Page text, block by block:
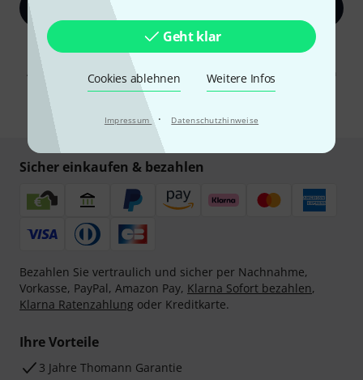
Geht klar
Cookies ablehnen Weitere Infos
Impressum · Datenschutzhinweise
Mit Klick auf „Jetzt anmelden“ stimmen Sie dem Erhalt von E-Mail-
Werbung und einer Messung des E-Mail-Nutzungsverhaltens zu. Die
Abmeldung ist jederzeit möglich. Weitere Informationen finden Sie in
unserenDatenschutzhinweisen .
Sicher einkaufen & bezahlen
Bezahlen Sie vertraulich und sicher per Nachnahme,
Vorkasse, PayPal, Amazon Pay, Klarna Sofort bezahlen,
Klarna Ratenzahlung oder Kreditkarte.
Ihre Vorteile
3 Jahre Thomann Garantie